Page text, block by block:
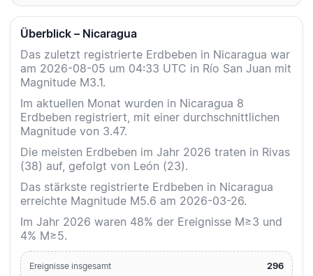
Überblick – Nicaragua
Das zuletzt registrierte Erdbeben in Nicaragua war
am 2026-08-05 um 04:33 UTC in Río San Juan mit
Magnitude M3.1.
Im aktuellen Monat wurden in Nicaragua 8
Erdbeben registriert, mit einer durchschnittlichen
Magnitude von 3.47.
Die meisten Erdbeben im Jahr 2026 traten in Rivas
(38) auf, gefolgt von León (23).
Das stärkste registrierte Erdbeben in Nicaragua
erreichte Magnitude M5.6 am 2026-03-26.
Im Jahr 2026 waren 48% der Ereignisse M≥3 und
4% M≥5.
Ereignisse insgesamt 296